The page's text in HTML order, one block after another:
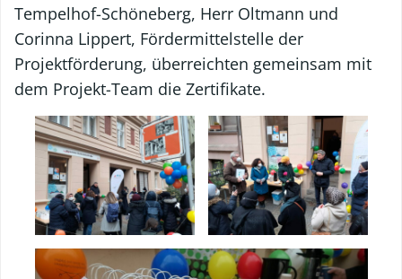
Tempelhof-Schöneberg, Herr Oltmann und
Corinna Lippert, Fördermittelstelle der
Projektförderung, überreichten gemeinsam mit
dem Projekt-Team die Zertifikate.